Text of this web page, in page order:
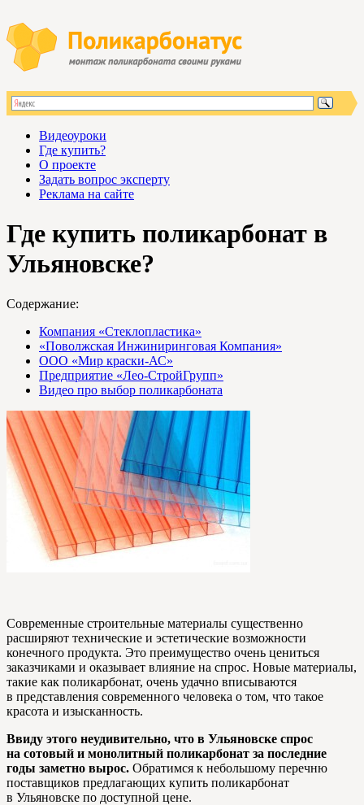
Видеоуроки
Где купить?
О проекте
Задать вопрос эксперту
Реклама на сайте
Где купить поликарбонат в
Ульяновске?
Содержание:
Компания «Стеклопластика»
«Поволжская Инжиниринговая Компания»
ООО «Мир краски-АС»
Предприятие «Лео-СтройГрупп»
Видео про выбор поликарбоната
Современные строительные материалы существенно
расширяют технические и эстетические возможности
конечного продукта. Это преимущество очень цениться
заказчиками и оказывает влияние на спрос. Новые материалы,
такие как поликарбонат, очень удачно вписываются
в представления современного человека о том, что такое
красота и изысканность.
Ввиду этого неудивительно, что в Ульяновске спрос
на сотовый и монолитный поликарбонат за последние
годы заметно вырос. Обратимся к небольшому перечню
поставщиков предлагающих купить поликарбонат
в Ульяновске по доступной цене.